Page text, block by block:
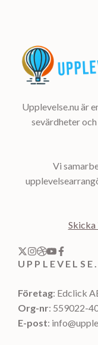
Upplevelse.nu är
sevärdheter
Vi
Skicka
Företag: Edclick
Org-nr: 559022-
E-post: